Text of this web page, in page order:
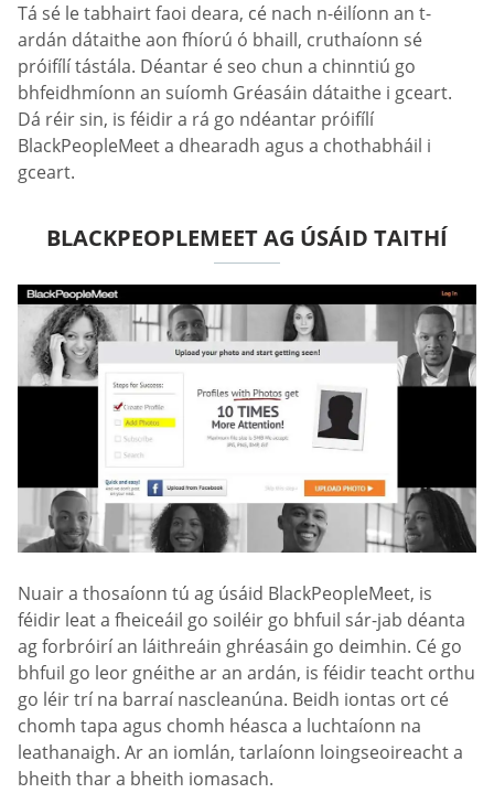
Tá sé le tabhairt faoi deara, cé nach n-éilíonn an t-
ardán dátaithe aon fhíorú ó bhaill, cruthaíonn sé
próifílí tástála. Déantar é seo chun a chinntiú go
bhfeidhmíonn an suíomh Gréasáin dátaithe i gceart.
Dá réir sin, is féidir a rá go ndéantar próifílí
BlackPeopleMeet a dhearadh agus a chothabháil i
gceart.
BLACKPEOPLEMEET AG ÚSÁID TAITHÍ
Nuair a thosaíonn tú ag úsáid BlackPeopleMeet, is
féidir leat a fheiceáil go soiléir go bhfuil sár-jab déanta
ag forbróirí an láithreáin ghréasáin go deimhin. Cé go
bhfuil go leor gnéithe ar an ardán, is féidir teacht orthu
go léir trí na barraí nascleanúna. Beidh iontas ort cé
chomh tapa agus chomh héasca a luchtaíonn na
leathanaigh. Ar an iomlán, tarlaíonn loingseoireacht a
bheith thar a bheith iomasach.